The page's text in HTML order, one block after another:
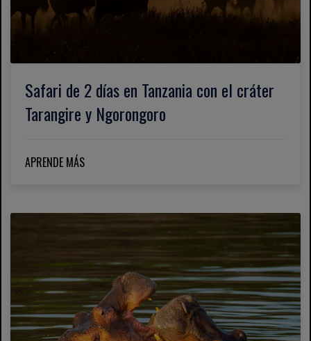
Safari de 2 días en Tanzania con el cráter
Tarangire y Ngorongoro
APRENDE MÁS